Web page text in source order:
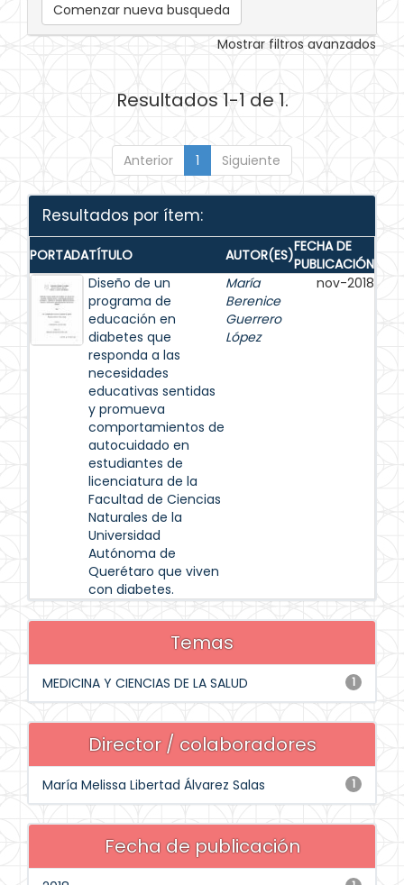
Comenzar nueva busqueda
Mostrar filtros avanzados
Resultados 1-1 de 1.
Anterior 1 Siguiente
Resultados por ítem:
PORTADATÍTULO AUTOR(ES)FECHA DE
PUBLICACIÓN
Diseño de un
programa de
educación en
diabetes que
responda a las
necesidades
educativas sentidas
y promueva
comportamientos de
autocuidado en
estudiantes de
licenciatura de la
Facultad de Ciencias
Naturales de la
Universidad
Autónoma de
Querétaro que viven
con diabetes.
María
Berenice
Guerrero
López
nov-2018
Temas
1
MEDICINA Y CIENCIAS DE LA SALUD
Director / colaboradores
1
María Melissa Libertad Álvarez Salas
Fecha de publicación